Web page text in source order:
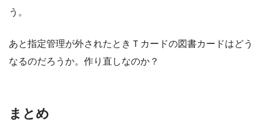
う。
あと指定管理が外されたときＴカードの図書カードはどう
なるのだろうか。作り直しなのか？
まとめ